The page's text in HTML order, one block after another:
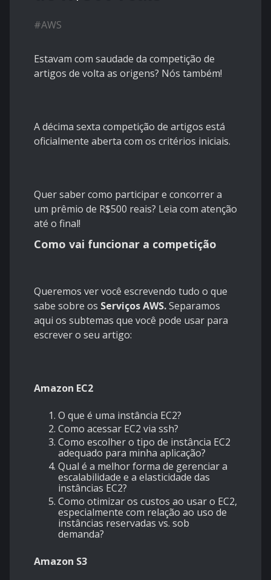
#AWS
Estavam com saudade da competição de
artigos de volta as origens? Nós também!
A décima sexta competição de artigos está
oficialmente aberta com os critérios iniciais.
Quer saber como participar e concorrer a
um prêmio de R$500 reais? Leia com atenção
até o final!
Como vai funcionar a competição
Queremos ver você escrevendo tudo o que
sabe sobre os Serviços AWS.Separamos
aqui os subtemas que você pode usar para
escrever o seu artigo:
Amazon EC2
O que é uma instância EC2?
Como acessar EC2 via ssh?
Como escolher o tipo de instância EC2
adequado para minha aplicação?
Qual é a melhor forma de gerenciar a
escalabilidade e a elasticidade das
instâncias EC2?
Como otimizar os custos ao usar o EC2,
especialmente com relação ao uso de
instâncias reservadas vs. sob
demanda?
Amazon S3